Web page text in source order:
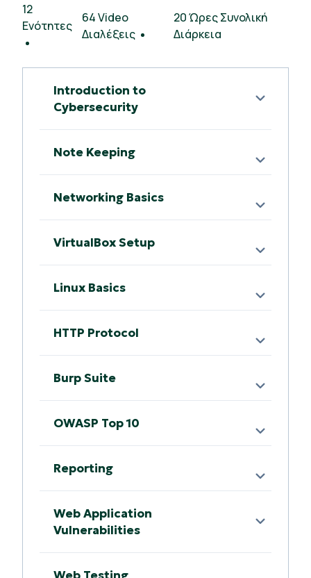
12
Ενότητες
64 Video
Διαλέξεις
20 Ώρες Συνολική
Διάρκεια
Introduction to
Cybersecurity
Note Keeping
Networking Basics
VirtualBox Setup
Linux Basics
HTTP Protocol
Burp Suite
OWASP Top 10
Reporting
Web Application
Vulnerabilities